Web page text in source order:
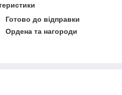
Готово до відправки
Ордена та нагороди